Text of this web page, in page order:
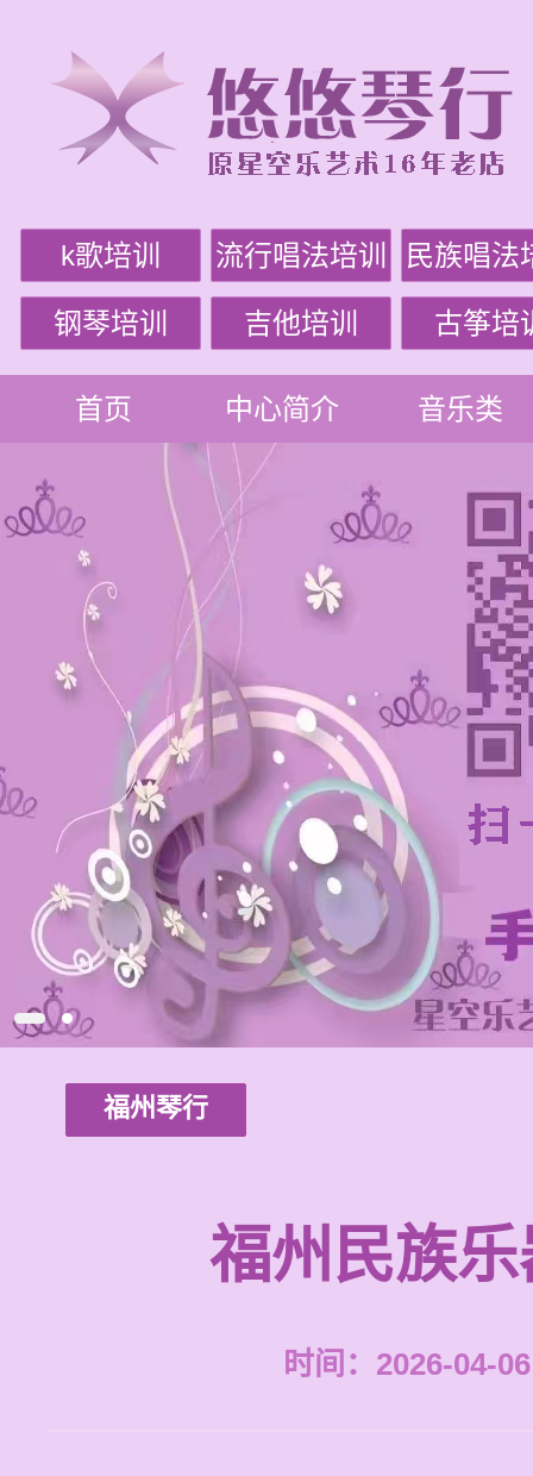
k歌培训 流行唱法培训 民族唱法
钢琴培训 吉他培训 古筝培
首页 中心简介 音乐类
福州琴行
福州民族
时间：2026-04-